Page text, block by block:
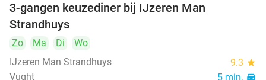
3-gangen keuzediner bij IJzeren Man
Strandhuys
Zo Ma Di
Wo
IJzeren Man Strandhuys
9.3 star
Vught 5 min. directions_car